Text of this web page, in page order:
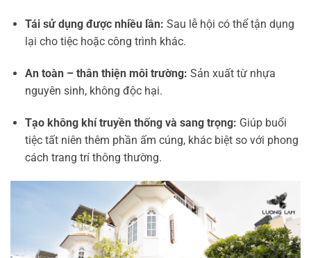
Tái sử dụng được nhiều lần: Sau lễ hội có thể tận dụng
lại cho tiệc hoặc công trình khác.
An toàn – thân thiện môi trường: Sản xuất từ nhựa
nguyên sinh, không độc hại.
Tạo không khí truyền thống và sang trọng: Giúp buổi
tiệc tất niên thêm phần ấm cúng, khác biệt so với phong
cách trang trí thông thường.